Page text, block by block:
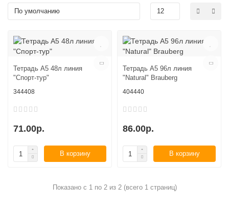
Тетрадь А5 48л линия
"Спорт-тур"
344408
71.00р.
В корзину
Тетрадь А5 96л линия
"Natural" Brauberg
404440
86.00р.
В корзину
Показано с 1 по 2 из 2 (всего 1 страниц)